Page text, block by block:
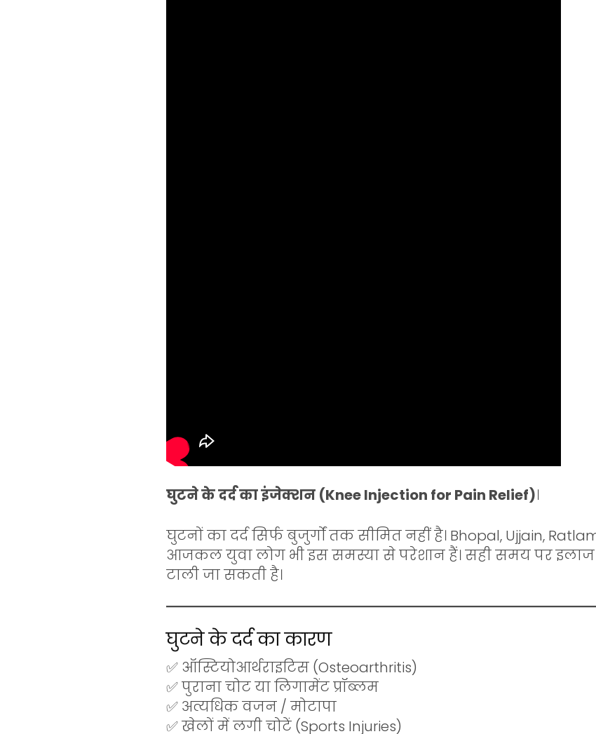
घुटने के दर्द का इंजेक्शन (Knee Injection for Pain Relief)।
घुटनों का दर्द सिर्फ बुजुर्गों तक सीमित नहीं है। Bhopal, Ujjain,
आजकल युवा लोग भी इस समस्या से परेशान हैं। सही समय पर
टाली जा सकती है।
घुटने के दर्द का कारण
✅ ऑस्टियोआर्थराइटिस (Osteoarthritis)
✅ पुराना चोट या लिगामेंट प्रॉब्लम
✅ अत्यधिक वजन / मोटापा
✅ खेलों में लगी चोटें (Sports Injuries)